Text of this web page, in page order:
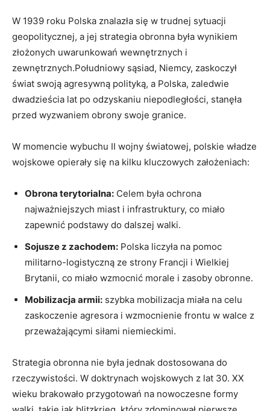
W 1939⁣ roku‍ Polska znalazła⁢ się w trudnej sytuacji
geopolitycznej, a jej strategia obronna była wynikiem
złożonych uwarunkowań wewnętrznych i
zewnętrznych.Południowy sąsiad,‍ Niemcy, zaskoczył
świat swoją agresywną polityką, a Polska, zaledwie
dwadzieścia lat po odzyskaniu niepodległości, stanęła
⁢przed wyzwaniem ‌obrony swoje granice.
W momencie wybuchu ⁢II wojny światowej, polskie​ władze
wojskowe opierały się na ⁤kilku kluczowych założeniach:
Obrona terytorialna: Celem była ochrona
najważniejszych miast i infrastruktury, co miało
zapewnić podstawy‍ do ‌dalszej walki.
Sojusze z zachodem: Polska⁣ liczyła ‍na pomoc
militarno-logistyczną ze strony ⁤Francji i‌ Wielkiej
‌Brytanii, co ⁣miało wzmocnić morale i‍ zasoby obronne.
Mobilizacja armii: szybka mobilizacja miała ‍na celu
zaskoczenie agresora i wzmocnienie frontu w walce z
przeważającymi siłami niemieckimi.
Strategia obronna nie była​ jednak dostosowana ‍do
⁣rzeczywistości. W doktrynach wojskowych z lat 30. XX
wieku brakowało przygotowań⁢ na nowoczesne formy‍